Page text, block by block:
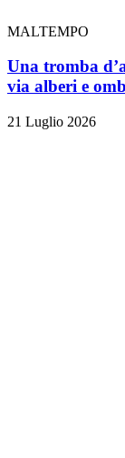
MALTEMPO
Una tromba
via alberi e
21 Luglio 2026